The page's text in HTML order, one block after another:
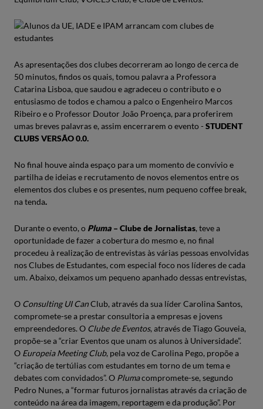
As apresentações dos clubes decorreram ao longo de cerca de
50 minutos, findos os quais, tomou palavra a Professora
Catarina Lisboa, que saudou e agradeceu o contributo e o
entusiasmo de todos e chamou a palco o Engenheiro Marcos
Ribeiro e o Professor Doutor João Proença, para proferirem
umas breves palavras e, assim encerrarem o evento - STUDENT
CLUBS VERSÃO 0.0.
No final houve ainda espaço para um momento de convívio e
partilha de ideias e recrutamento de novos elementos entre os
elementos dos clubes e os presentes, num pequeno coffee break,
na tenda.
Durante o evento, o Pluma – Clube de Jornalistas, teve a
oportunidade de fazer a cobertura do mesmo e, no final
procedeu à realização de entrevistas às várias pessoas envolvidas
nos Clubes de Estudantes, com especial foco nos líderes de cada
um. Abaixo, deixamos um pequeno apanhado dessas entrevistas,
O Consulting UI CanClub, através da sua líder Carolina Santos,
compromete-se a prestar consultoria a empresas e jovens
empreendedores. O Clube de Eventos, através de Tiago Gouveia,
propõe-se a “criar Eventos que unam os alunos à Universidade”.
O Europeia Meeting Club, pela voz de Carolina Pego, propõe a
“criação de tertúlias com estudantes em torno de um tema e
debates com convidados”. O Plumacompromete-se, segundo
Pedro Nunes, a “formar futuros jornalistas através da criação de
conteúdo na área da imagem, reportagem e da produção”. Por